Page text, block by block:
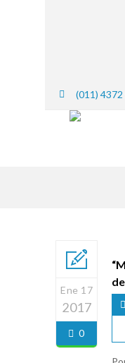
(011) 4372
Ene 17
2017
0